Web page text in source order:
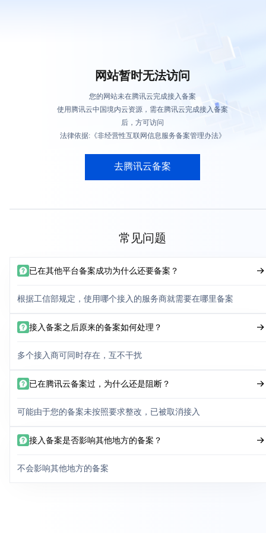
网站暂时无法访问
您的网站未在腾讯云完成接入备案
使用腾讯云中国境内云资源，需在腾讯云完成接入备案
后，方可访问
法律依据:《非经营性互联网信息服务备案管理办法》
去腾讯云备案
常见问题
已在其他平台备案成功为什么还要备案？
根据工信部规定，使用哪个接入的服务商就需要在哪里备案
接入备案之后原来的备案如何处理？
多个接入商可同时存在，互不干扰
已在腾讯云备案过，为什么还是阻断？
可能由于您的备案未按照要求整改，已被取消接入
接入备案是否影响其他地方的备案？
不会影响其他地方的备案